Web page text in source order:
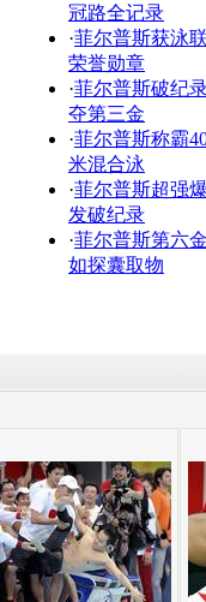
冠路全记录
·菲尔普斯获泳
荣誉勋章
·菲尔普斯破纪
夺第三金
·菲尔普斯称霸
米混合泳
·菲尔普斯超强
发破纪录
·菲尔普斯第六
如探囊取物